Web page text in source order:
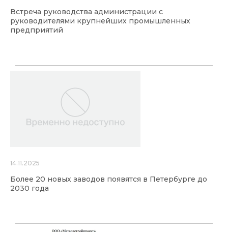
Встреча руководства администрации с
руководителями крупнейших промышленных
предприятий
14.11.2025
Более 20 новых заводов появятся в Петербурге до
2030 года